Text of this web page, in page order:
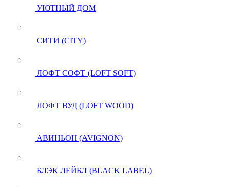
УЮТНЫЙ ДОМ
СИТИ (CITY)
ЛОФТ СОФТ (LOFT SOFT)
ЛОФТ ВУД (LOFT WOOD)
АВИНЬОН (AVIGNON)
БЛЭК ЛЕЙБЛ (BLACK LABEL)